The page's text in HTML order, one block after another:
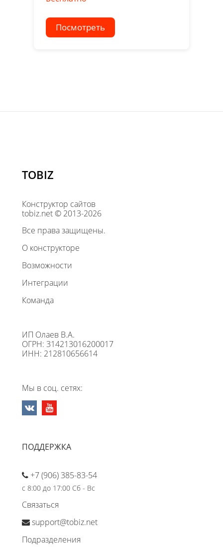
Посмотреть
TOBIZ
Конструктор сайтов
tobiz.net © 2013-2026
Все права защищены.
О конструкторе
Возможности
Интеграции
Команда
ИП Олаев В.А.
ОГРН: 314213016200017
ИНН: 212810656614
Мы в соц. сетях:
ПОДДЕРЖКА
+7 (906) 385-83-54
с 8:00 до 17:00 Сб - Вс
Связаться
support@tobiz.net
Подразделения